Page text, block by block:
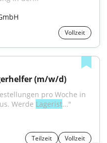
Vollzeit
(m/w/d)
pro Woche in
Werde Lagerist..."
Teilzeit Vollzeit